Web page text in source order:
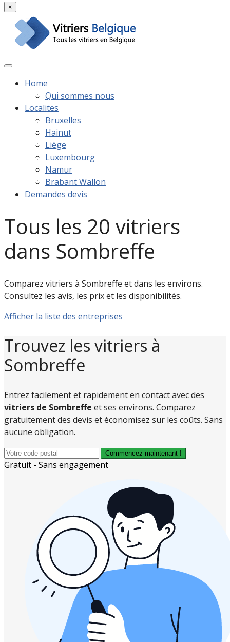
×
Home
Qui sommes nous
Localites
Bruxelles
Hainut
Liège
Luxembourg
Namur
Brabant Wallon
Demandes devis
Tous les 20 vitriers
dans Sombreffe
Comparez vitriers à Sombreffe et dans les environs.
Consultez les avis, les prix et les disponibilités.
Afficher la liste des entreprises
Trouvez les vitriers à
Sombreffe
Entrez facilement et rapidement en contact avec des
vitriers de Sombreffe et ses environs. Comparez
gratuitement des devis et économisez sur les coûts. Sans
aucune obligation.
Commencez maintenant !
Gratuit - Sans engagement